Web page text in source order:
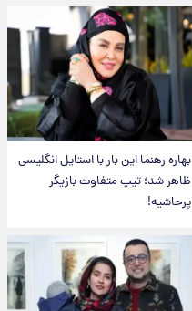
بهاره رهنما این بار با استایل انگلیسی
ظاهر شد؛ تیپ متفاوت بازیگر
پرحاشیه!